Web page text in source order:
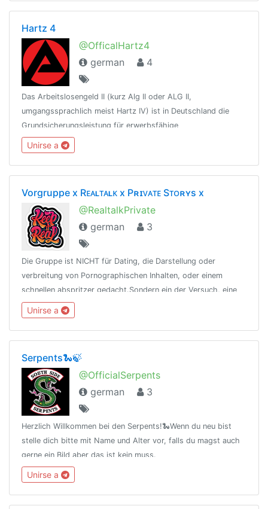
Hartz 4
@OfficalHartz4
german
4
Das Arbeitslosengeld II (kurz Alg II oder ALG II,
umgangssprachlich meist Hartz IV) ist in Deutschland die
Grundsicherungsleistung für erwerbsfähige
Leistungsberechtigte nach dem Zweiten Buch
Sozialgesetzbuch (SGB II). Diese GruppenGründung: 9.1.2020
Unirse a
Vorgruppe x Rᴇᴀʟᴛᴀʟᴋ x Pʀɪᴠᴀᴛᴇ Sᴛᴏʀʏs x
@RealtalkPrivate
german
3
Die Gruppe ist NICHT für Dating, die Darstellung oder
verbreitung von Pornographischen Inhalten, oder einem
schnellen abspritzer gedacht.Sondern ein der Versuch, eine
kleine Community zu bilden, die Spaß an digitaler, anonymer
und heimlicher Intimität hat
Unirse a
Serpents🐍🍃
@OfficialSerpents
german
3
Herzlich Willkommen bei den Serpents!🐍Wenn du neu bist
stelle dich bitte mit Name und Alter vor, falls du magst auch
gerne ein Bild aber das ist kein muss.
Unirse a